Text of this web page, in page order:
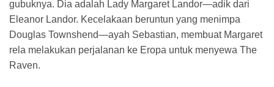
gubuknya. Dia adalah Lady Margaret Landor—adik dari
Eleanor Landor. Kecelakaan beruntun yang menimpa
Douglas Townshend—ayah Sebastian, membuat Margaret
rela melakukan perjalanan ke Eropa untuk menyewa The
Raven.